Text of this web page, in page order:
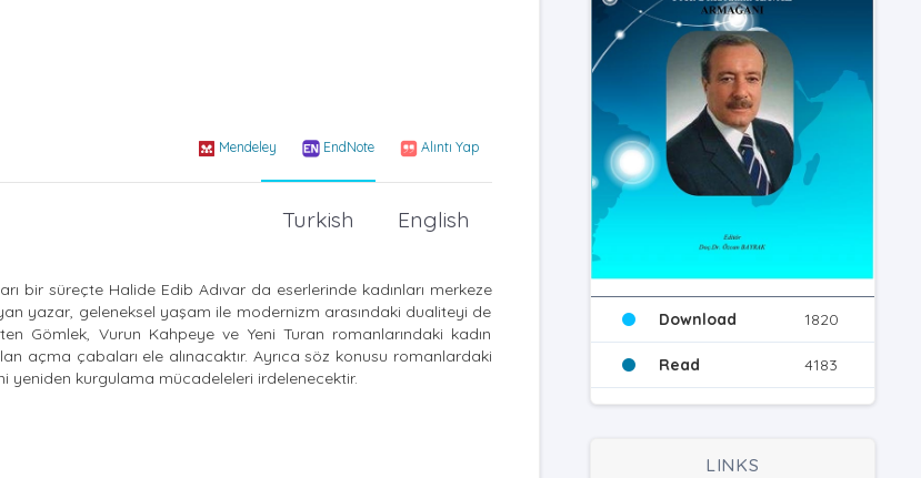
Mendeley EndNote Alıntı Yap
English
Turkish
bir süreçte Halide Edib Adıvar da eserlerinde kadınları merkeze
yazar, geleneksel yaşam ile modernizm arasındaki dualiteyi de
Gömlek, Vurun Kahpeye ve Yeni Turan romanlarındaki kadın
açma çabaları ele alınacaktır. Ayrıca söz konusu romanlardaki
yeniden kurgulama mücadeleleri irdelenecektir.
Download 1820
Read 4183
LINKS